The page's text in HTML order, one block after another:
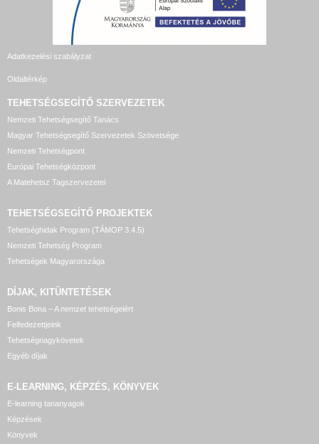
Adatkezelési szabályzat
Oldaltérkép
TEHETSÉGSEGÍTŐ SZERVEZETEK
Nemzeti Tehetségsegítő Tanács
Magyar Tehetségsegítő Szervezetek Szövetsége
Nemzeti Tehetségpont
Európai Tehetségközpont
A Matehetsz Tagszervezetei
TEHETSÉGSEGÍTŐ PROJEKTEK
Tehetséghidak Program (TÁMOP 3.4.5)
Nemzeti Tehetség Program
Tehetségek Magyarországa
DÍJAK, KITÜNTETÉSEK
Bonis Bona – A nemzet tehetségeiért
Felfedezettjeink
Tehetségnagykövetek
Egyéb díjak
E-LEARNING, KÉPZÉS, KÖNYVEK
E-learning tananyagok
Képzések
Könyvek